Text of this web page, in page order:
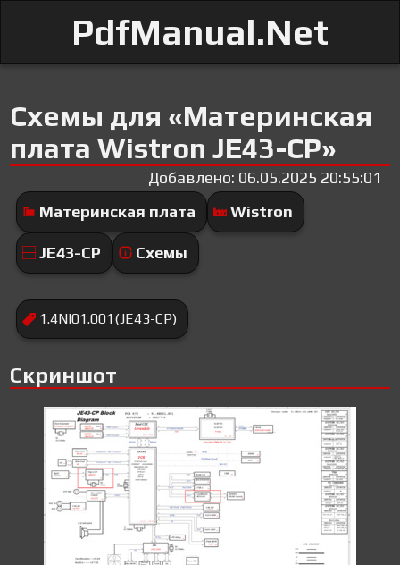
PdfManual.Net
Схемы для «Материнская
плата Wistron JE43-CP»
Добавлено: 06.05.2025 20:55:01
Материнская плата
Wistron
JE43-CP Схемы
1.4NI01.001(JE43-CP)
Скриншот